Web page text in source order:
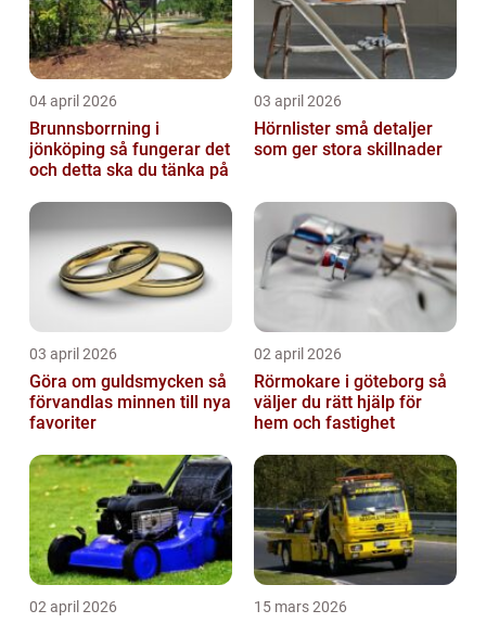
04 april 2026
Brunnsborrning i
jönköping så fungerar det
och detta ska du tänka på
03 april 2026
Hörnlister små detaljer
som ger stora skillnader
03 april 2026
Göra om guldsmycken så
förvandlas minnen till nya
favoriter
02 april 2026
Rörmokare i göteborg så
väljer du rätt hjälp för
hem och fastighet
02 april 2026 15 mars 2026